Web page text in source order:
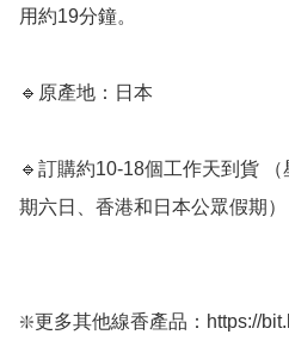
用約19分鐘。
🔹原產地：日本
🔹訂購約10-18個工作天到貨
期六日、香港和日本公眾假期）
❇️更多其他線香產品：https://